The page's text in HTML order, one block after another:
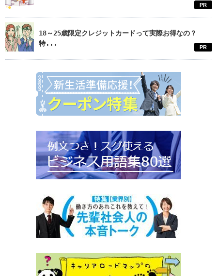
PR
18～25歳限定クレジットカードって実際お得なの？
特...
PR